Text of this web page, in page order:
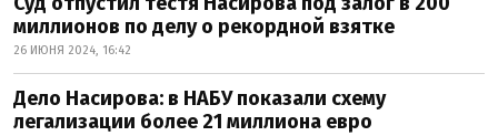
миллионов по делу о рекордной взятке
26 ИЮНЯ 2024, 16:42
Дело Насирова: в НАБУ показали схему
легализации более 21 миллиона евро